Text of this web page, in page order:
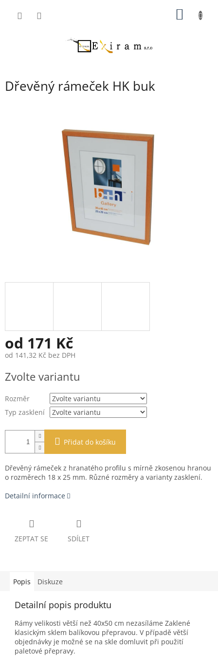
Dřevěný rámeček HK buk
od 171 Kč
od 141,32 Kč bez DPH
cena:
Zvolte variantu
Rozměr
Typ zasklení
Přidat do košíku
Dřevěný rámeček z hranatého profilu s mírně zkosenou hranou
o rozměrech 18 x 25 mm. Různé rozměry a varianty zasklení.
Detailní informace
ZEPTAT SE SDÍLET
Popis Diskuze
Detailní popis produktu
Rámy velikosti větší než 40x50 cm nezasíláme Zaklené
klasickým sklem balíkovou přepravou. V případě větší
objednávky je možné se na skle domluvit při použití
paletové přepravy.